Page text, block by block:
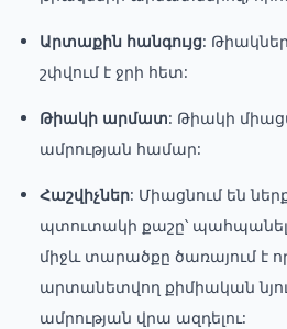
Արտաքին հանգույց:
շփվում է ջրի հետ:
Թիակի արմատ: Թիակի
ամրության համար:
Հաշվիչներ: Միացնում են
պտուտակի քաշը՝
միջև տարածքը ծառայում է
արտանետվող քիմիական
ամրության վրա ազդելու: